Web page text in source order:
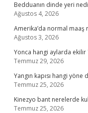
Bedduanın dinde yeri
Ağustos 4, 2026
Amerika’da normal maaş
Ağustos 3, 2026
Yonca hangi aylarda ekilir
Temmuz 29, 2026
Yangın kapısı hangi yöne
Temmuz 25, 2026
Kinezyo bant nerelerde
Temmuz 25, 2026